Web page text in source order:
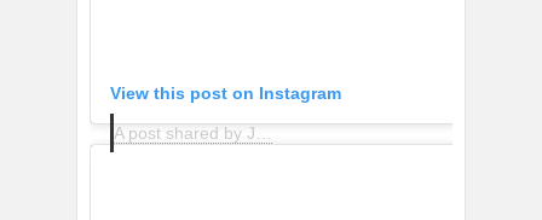
View this post on Instagram